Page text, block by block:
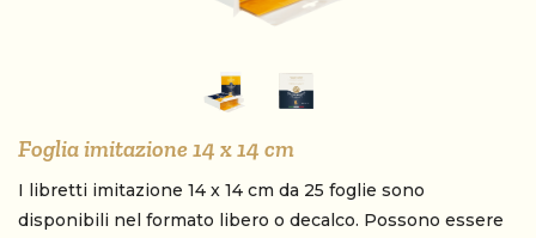
Foglia imitazione 14 x 14 cm
I libretti imitazione 14 x 14 cm da 25 foglie sono
disponibili nel formato libero o decalco. Possono essere